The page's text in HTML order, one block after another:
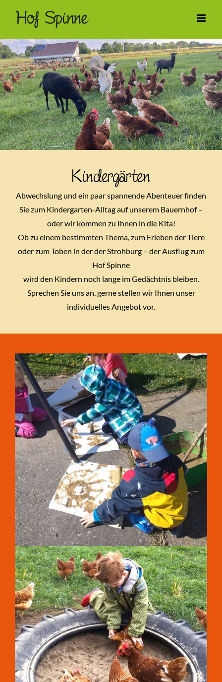
Inhalt
Kindergärten
Abwechslung und ein paar spannende Abenteuer finden
Sie zum Kindergarten-Alltag auf unserem Bauernhof –
oder wir kommen zu Ihnen in die Kita!
Ob zu einem bestimmten Thema, zum Erleben der Tiere
oder zum Toben in der der Strohburg – der Ausflug zum
Hof Spinne
wird den Kindern noch lange im Gedächtnis bleiben.
Sprechen Sie uns an, gerne stellen wir Ihnen unser
individuelles Angebot vor.